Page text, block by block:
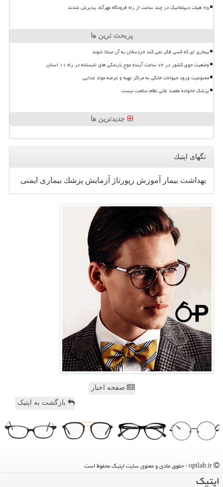
۲۵ هیأت دیپلماتیک در چند ساعت از راه فرودگاه مهرآباد پذیرش شدند
پربحث ترین ها
بیماری ای که کسی فکر نمی کند خردسالان به آن مبتلا شوند
وضعیت جوی کشور در ۷۲ ساعت آینده موج بارندگی های تابستانه در راه ۱۱ استان
ممنوعیت ورود حیوانات خانگی به مراکز تهیه و عرضه مواد غذایی
پزشک خانواده مقصد غائی نظام سلامت نیست
جدیدترین ها
تگهای اپتیك
بهداشت بیمار آموزش رپورتاژ آزمایش پزشك بیماری ایمنی
صفحه اخبار
بازگشت به اپتیک
اپتیك